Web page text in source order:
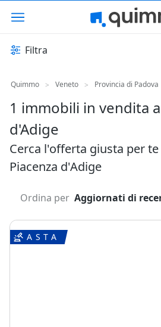
Filtra
Quimmo > Veneto > Provincia di Padova
1 immobili in vendita
d'Adige
Cerca l'offerta giusta per
Piacenza d'Adige
Ordina per Aggiornati di